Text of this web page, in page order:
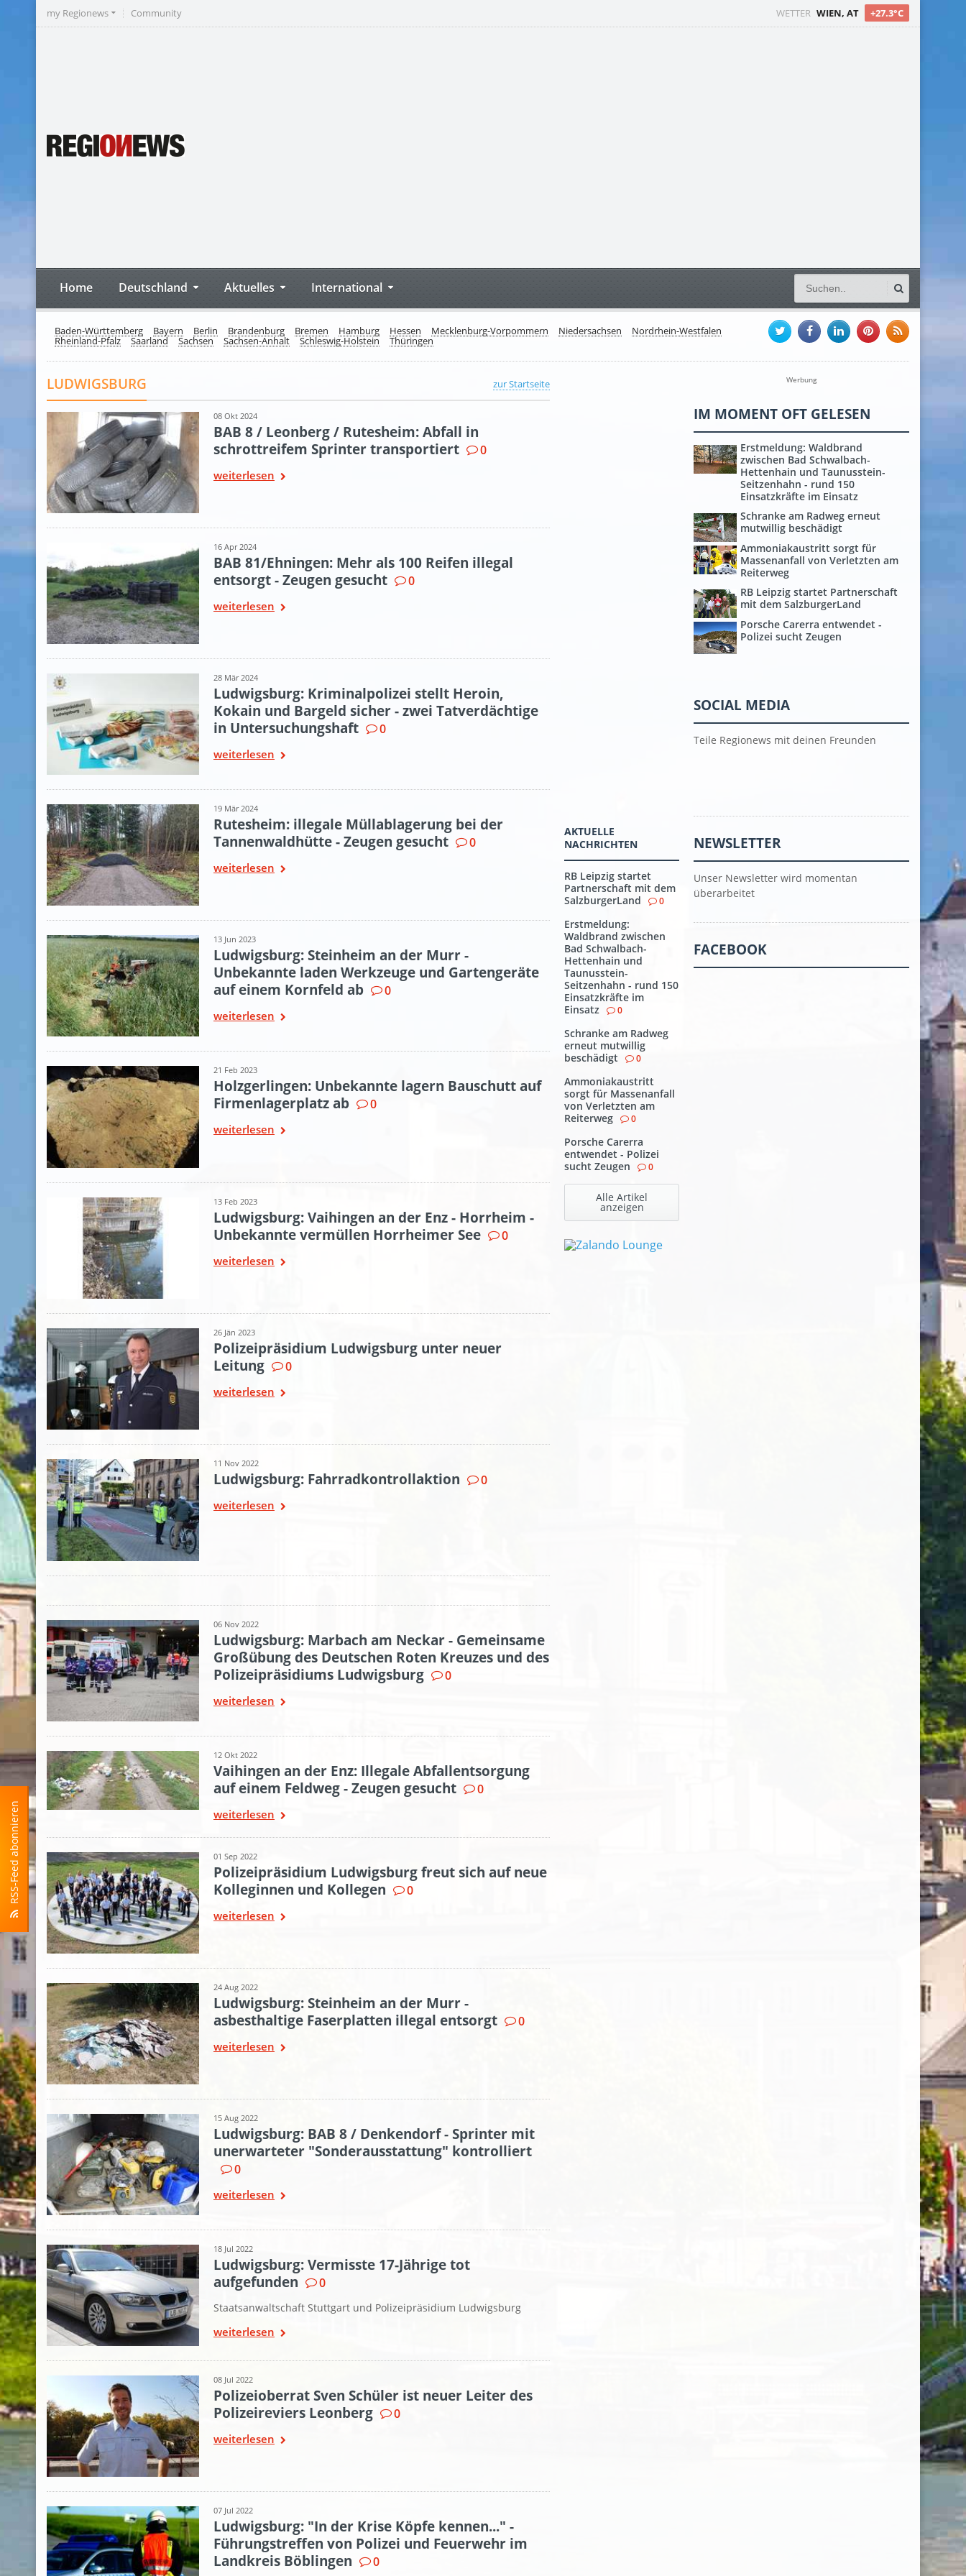
RSS-Feed abonnieren
WETTER WIEN, AT +27.3°C
my Regionews Community
Home Deutschland Aktuelles International
Baden-Württemberg Bayern Berlin Brandenburg Bremen Hamburg Hessen Mecklenburg-Vorpommern Niedersachsen Nordrhein-Westfalen
Rheinland-Pfalz Saarland Sachsen Sachsen-Anhalt Schleswig-Holstein Thüringen
zur Startseite
LUDWIGSBURG
08 Okt 2024
BAB 8 / Leonberg / Rutesheim: Abfall in
schrottreifem Sprinter transportiert
0
weiterlesen
16 Apr 2024
BAB 81/Ehningen: Mehr als 100 Reifen illegal
entsorgt - Zeugen gesucht
0
weiterlesen
28 Mär 2024
Ludwigsburg: Kriminalpolizei stellt Heroin,
Kokain und Bargeld sicher - zwei Tatverdächtige
in Untersuchungshaft
0
weiterlesen
19 Mär 2024
Rutesheim: illegale Müllablagerung bei der
Tannenwaldhütte - Zeugen gesucht
0
weiterlesen
13 Jun 2023
Ludwigsburg: Steinheim an der Murr -
Unbekannte laden Werkzeuge und Gartengeräte
auf einem Kornfeld ab
0
weiterlesen
21 Feb 2023
Holzgerlingen: Unbekannte lagern Bauschutt auf
Firmenlagerplatz ab
0
weiterlesen
13 Feb 2023
Ludwigsburg: Vaihingen an der Enz - Horrheim -
Unbekannte vermüllen Horrheimer See
0
weiterlesen
26 Jän 2023
Polizeipräsidium Ludwigsburg unter neuer
Leitung
0
weiterlesen
11 Nov 2022
Ludwigsburg: Fahrradkontrollaktion 0
weiterlesen
06 Nov 2022
Ludwigsburg: Marbach am Neckar - Gemeinsame
Großübung des Deutschen Roten Kreuzes und des
Polizeipräsidiums Ludwigsburg
0
weiterlesen
12 Okt 2022
Vaihingen an der Enz: Illegale Abfallentsorgung
auf einem Feldweg - Zeugen gesucht
0
weiterlesen
01 Sep 2022
Polizeipräsidium Ludwigsburg freut sich auf neue
Kolleginnen und Kollegen
0
weiterlesen
24 Aug 2022
Ludwigsburg: Steinheim an der Murr -
asbesthaltige Faserplatten illegal entsorgt
0
weiterlesen
15 Aug 2022
Ludwigsburg: BAB 8 / Denkendorf - Sprinter mit
unerwarteter "Sonderausstattung" kontrolliert
0
weiterlesen
18 Jul 2022
Ludwigsburg: Vermisste 17-Jährige tot
aufgefunden
0
Staatsanwaltschaft Stuttgart und Polizeipräsidium Ludwigsburg
weiterlesen
08 Jul 2022
Polizeioberrat Sven Schüler ist neuer Leiter des
Polizeireviers Leonberg
0
weiterlesen
07 Jul 2022
Ludwigsburg: "In der Krise Köpfe kennen..." -
Führungstreffen von Polizei und Feuerwehr im
Landkreis Böblingen
0
AKTUELLE
NACHRICHTEN
RB Leipzig startet
Partnerschaft mit dem
SalzburgerLand
0
Erstmeldung:
Waldbrand zwischen
Bad Schwalbach-
Hettenhain und
Taunusstein-
Seitzenhahn - rund 150
Einsatzkräfte im
Einsatz
0
Schranke am Radweg
erneut mutwillig
beschädigt
0
Ammoniakaustritt
sorgt für Massenanfall
von Verletzten am
Reiterweg
0
Porsche Carerra
entwendet - Polizei
sucht Zeugen
0
Alle Artikel
anzeigen
Werbung
IM MOMENT OFT GELESEN
Erstmeldung: Waldbrand
zwischen Bad Schwalbach-
Hettenhain und Taunusstein-
Seitzenhahn - rund 150
Einsatzkräfte im Einsatz
Schranke am Radweg erneut
mutwillig beschädigt
Ammoniakaustritt sorgt für
Massenanfall von Verletzten am
Reiterweg
RB Leipzig startet Partnerschaft
mit dem SalzburgerLand
Porsche Carerra entwendet -
Polizei sucht Zeugen
SOCIAL MEDIA
Teile Regionews mit deinen Freunden
NEWSLETTER
Unser Newsletter wird momentan
überarbeitet
FACEBOOK